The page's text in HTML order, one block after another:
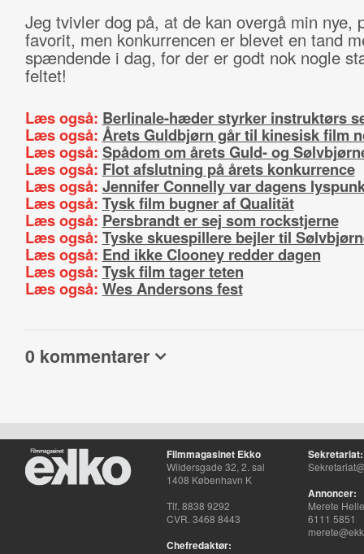
Jeg tvivler dog på, at de kan overgå min nye,
favorit, men konkurrencen er blevet en tand
spændende i dag, for der er godt nok nogle
feltet!
Læs også: Berlinale-hæder styrker instruktørs
Læs også: Årets Guldbjørn går til kinesisk film
Læs også: Spådom om årets Guld- og
Læs også: Flot afslutning på årets konkurrence
Læs også: Jennifer Connelly var dagens
Læs også: Tysk film bugner af Qualität
Læs også: Persbrandt er sej som rockstjerne
Læs også: Tyske skuespillere bejler til
Læs også: End ikke Clooney redder dagen
Læs også: Tysk film tager teten
Læs også: Wes Andersons fest
0 kommentarer
Filmmagasinet Ekko
Wildersgade 32, 2. sal
1408 København K
Tlf. 8838 9292
CVR. 3468 8443
Chefredaktør:
Sekretariat:
Annoncer:
Merete
6111 5851